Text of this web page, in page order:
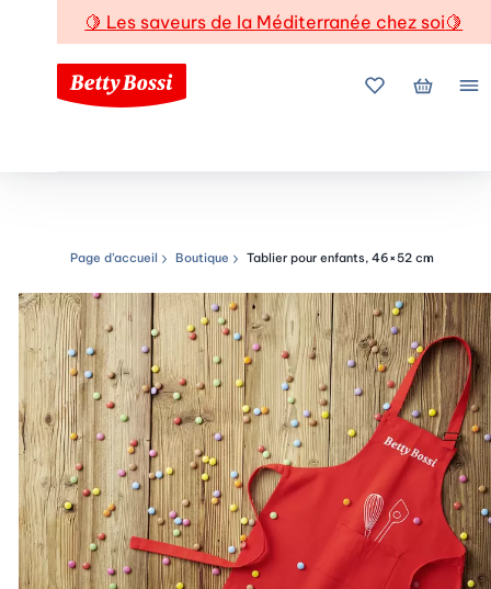
🍋 Les saveurs de la Méditerranée chez soi🍋
Mes favoris
Mon
Chemin de navigation
Page d’accueil Boutique Tablier pour enfants, 46×52 cm